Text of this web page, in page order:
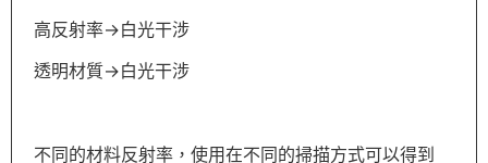
高反射率→白光干涉
透明材質→白光干涉
不同的材料反射率，使用在不同的掃描方式可以得到